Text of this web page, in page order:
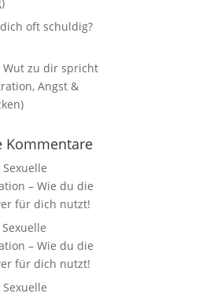
oft schuldig?
Wut zu dir spricht
Angst &
Kommentare
Sexuelle
– Wie du die
für dich nutzt!
Sexuelle
– Wie du die
für dich nutzt!
Sexuelle